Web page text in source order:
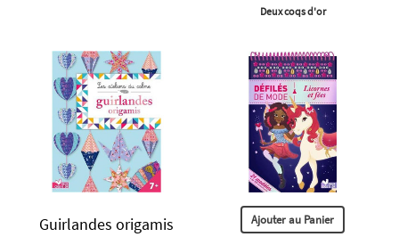
Deux coqs d'or
Guirlandes origamis Ajouter au Panier